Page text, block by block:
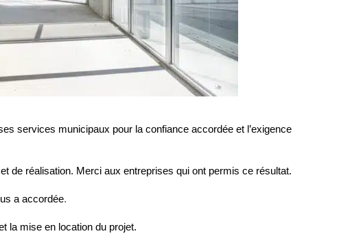
services municipaux pour la confiance accordée et l’exigence
de réalisation. Merci aux entreprises qui ont permis ce résultat.
a accordée.
la mise en location du projet.